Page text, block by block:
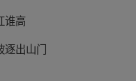
谁高
逐出山门